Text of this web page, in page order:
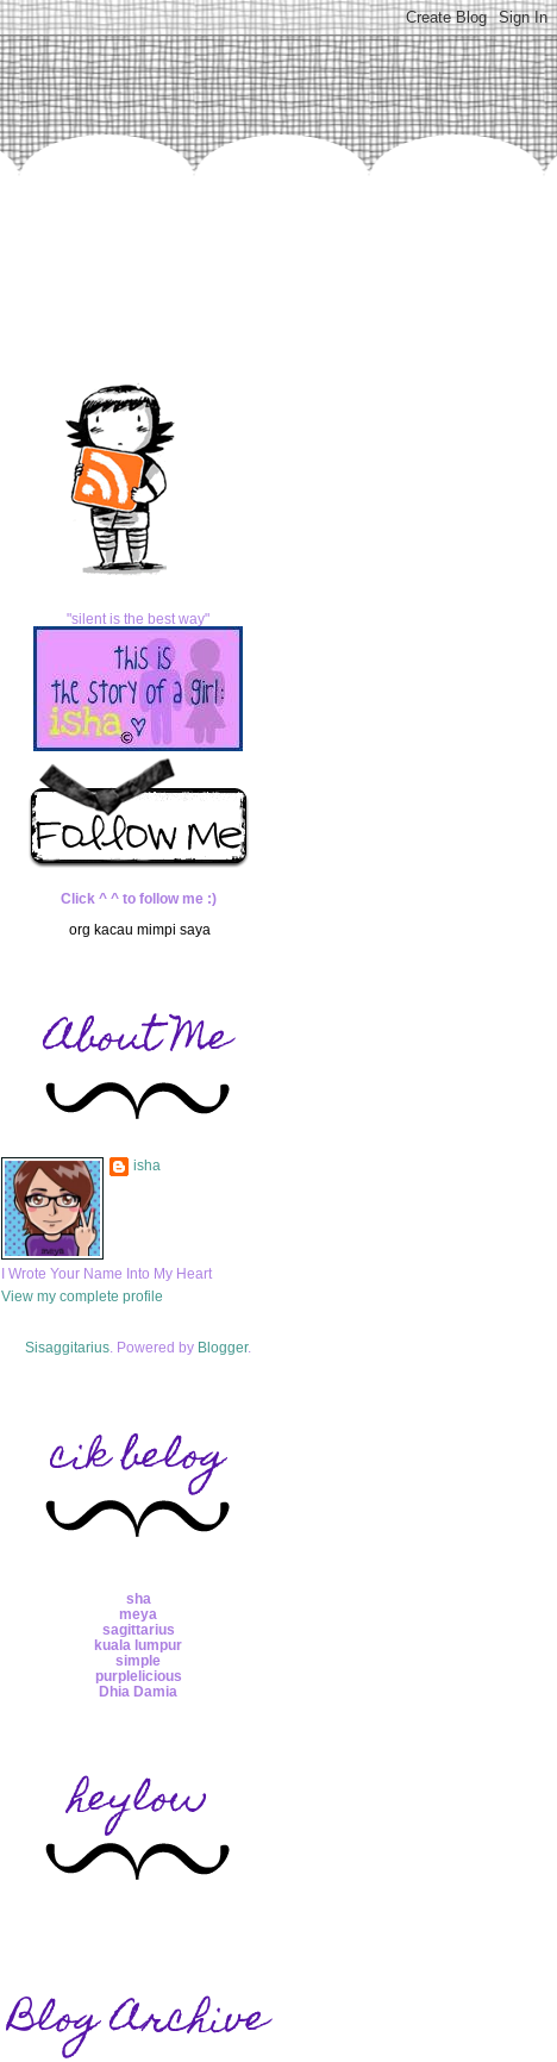
"silent is the best way"
Click ^ ^ to follow me :)
org kacau mimpi saya
About Me
isha
I Wrote Your Name Into My Heart
View my complete profile
Sisaggitarius . Powered by Blogger.
cik belog
sha
meya
sagittarius
kuala lumpur
simple
purplelicious
Dhia Damia
heylow
Blog Archive